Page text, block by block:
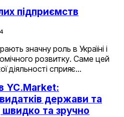
підприємств
значну роль в Україні і
розвитку. Саме цей
діяльності сприяє…
YC.Market:
держави та
та зручно